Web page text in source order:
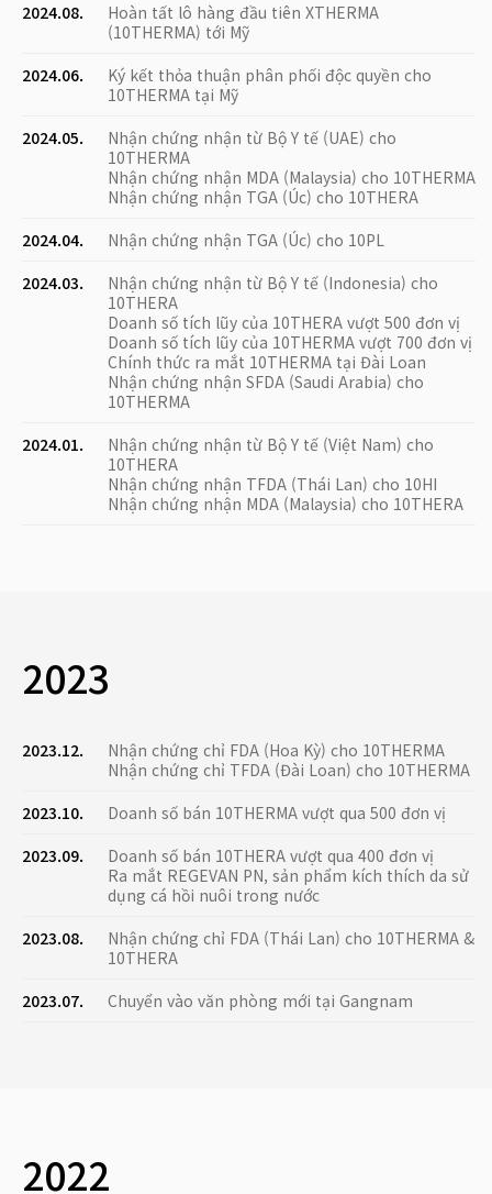
2024.08.
Hoàn tất lô hàng đầu tiên XTHERMA
(10THERMA) tới Mỹ
2024.06.
Ký kết thỏa thuận phân phối độc quyền cho
10THERMA tại Mỹ
2024.05.
Nhận chứng nhận từ Bộ Y tế (UAE) cho
10THERMA
Nhận chứng nhận MDA (Malaysia) cho 10THERMA
Nhận chứng nhận TGA (Úc) cho 10THERA
2024.04.
Nhận chứng nhận TGA (Úc) cho 10PL
2024.03.
Nhận chứng nhận từ Bộ Y tế (Indonesia) cho
10THERA
Doanh số tích lũy của 10THERA vượt 500 đơn vị
Doanh số tích lũy của 10THERMA vượt 700 đơn vị
Chính thức ra mắt 10THERMA tại Đài Loan
Nhận chứng nhận SFDA (Saudi Arabia) cho
10THERMA
2024.01.
Nhận chứng nhận từ Bộ Y tế (Việt Nam) cho
10THERA
Nhận chứng nhận TFDA (Thái Lan) cho 10HI
Nhận chứng nhận MDA (Malaysia) cho 10THERA
2023
2023.12.
Nhận chứng chỉ FDA (Hoa Kỳ) cho 10THERMA
Nhận chứng chỉ TFDA (Đài Loan) cho 10THERMA
2023.10.
Doanh số bán 10THERMA vượt qua 500 đơn vị
2023.09.
Doanh số bán 10THERA vượt qua 400 đơn vị
Ra mắt REGEVAN PN, sản phẩm kích thích da sử
dụng cá hồi nuôi trong nước
2023.08.
Nhận chứng chỉ FDA (Thái Lan) cho 10THERMA &
10THERA
2023.07.
Chuyển vào văn phòng mới tại Gangnam
2022